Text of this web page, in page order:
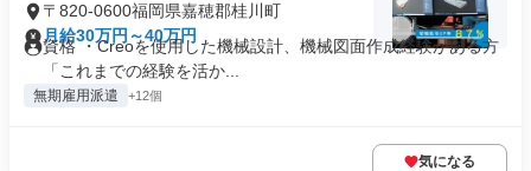
〒820-0600福岡県嘉穂郡桂川町
月給30万円～40万円
資格 ・Creoを使用した機械設計、機械図面作成経験がある方
「これまでの経験を活か...
無期雇用派遣 +12個
気になる